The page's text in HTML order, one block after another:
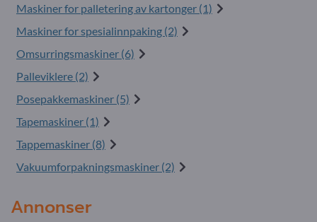
Maskiner for palletering av kartonger (1)
Maskiner for spesialinnpaking (2)
Omsurringsmaskiner (6)
Palleviklere (2)
Posepakkemaskiner (5)
Tapemaskiner (1)
Tappemaskiner (8)
Vakuumforpakningsmaskiner (2)
Annonser